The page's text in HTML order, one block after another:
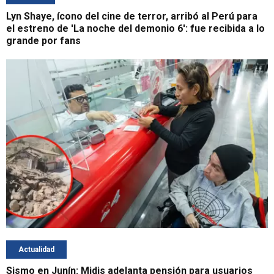
Lyn Shaye, ícono del cine de terror, arribó al Perú para
el estreno de 'La noche del demonio 6': fue recibida a lo
grande por fans
Actualidad
Sismo en Junín: Midis adelanta pensión para usuarios